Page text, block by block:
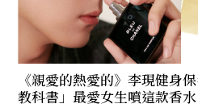
《親愛的熱愛的》李現健身
教科書」最愛女生噴這款香水